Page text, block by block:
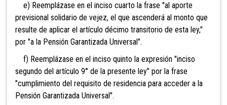
e) Reemplázase en el inciso cuarto la frase "al aporte
previsional solidario de vejez, el que ascenderá al monto que
resulte de aplicar el artículo décimo transitorio de esta ley,"
por "a la Pensión Garantizada Universal".
f) Reemplázase en el inciso quinto la expresión "inciso
segundo del artículo 9° de la presente ley" por la frase
"cumplimiento del requisito de residencia para acceder a la
Pensión Garantizada Universal".